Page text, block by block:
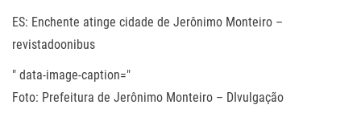
ES: Enchente atinge cidade de Jerônimo Monteiro –
revistadoonibus
" data-image-caption="
Foto: Prefeitura de Jerônimo Monteiro – DIvulgação